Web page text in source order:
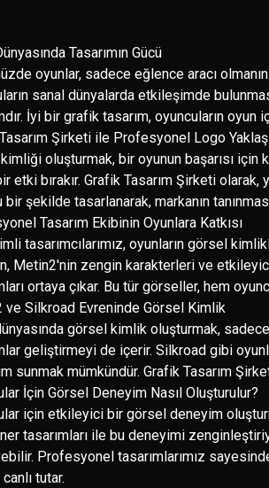
Tasarımın Gücü
oyunlar, sadece eğlence aracı
sanal dünyalarda etkileşimde
İyi bir grafik tasarım, oyuncuların
Şirketi ile Profesyonel Logo
oluşturmak, bir oyunun başarısı için
etki bırakır. Grafik Tasarım Şirketi
bir şekilde tasarlanarak, markanın
Tasarım Ekibinin Oyunlara Katkısı
tasarımcılarımız, oyunların görsel
Metin2'nin zengin karakterleri ve
ortaya çıkar. Bu tür görseller, hem
ve Silkroad Evreninde Görsel Kimlik
görsel kimlik oluşturmak,
geliştirmeyi de içerir. Silkroad gibi
sunmak mümkündür. Grafik Tasarım
İçin Görsel Deneyim Nasıl Oluşturulur?
için etkileyici bir görsel deneyim
tasarımları ile bu deneyimi
Profesyonel tasarımlarımız
tutar.